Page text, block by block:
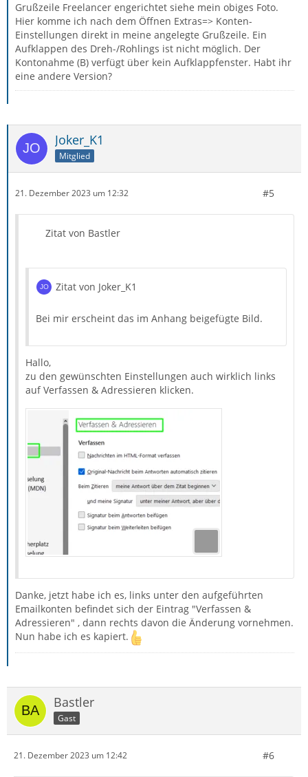
Grußzeile Freelancer engerichtet siehe mein obiges Foto.
Hier komme ich nach dem Öffnen Extras=> Konten-
Einstellungen direkt in meine angelegte Grußzeile. Ein
Aufklappen des Dreh-/Rohlings ist nicht möglich. Der
Kontonahme (B) verfügt über kein Aufklappfenster. Habt ihr
eine andere Version?
Joker_K1
Mitglied
21. Dezember 2023 um 12:32 #5
Zitat von Bastler
Zitat von Joker_K1
Bei mir erscheint das im Anhang beigefügte Bild.
Hallo,
zu den gewünschten Einstellungen auch wirklich links
auf Verfassen & Adressieren klicken.
Danke, jetzt habe ich es, links unter den aufgeführten
Emailkonten befindet sich der Eintrag "Verfassen &
Adressieren" , dann rechts davon die Änderung vornehmen.
Nun habe ich es kapiert.
Bastler
Gast
21. Dezember 2023 um 12:42 #6